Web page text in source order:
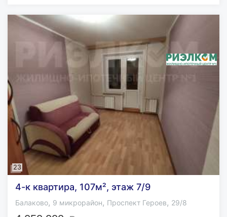
23
4-к квартира, 107м², этаж 7/9
Балаково, 9 микрорайон, Проспект Героев, 29/8